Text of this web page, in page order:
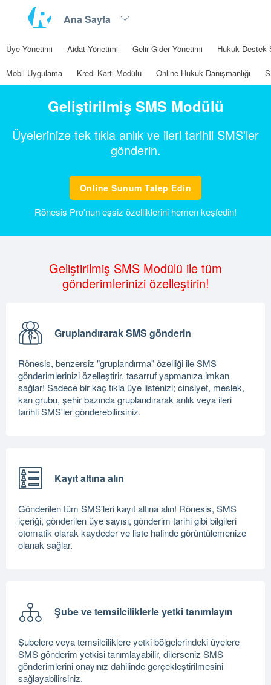
Üye Yönetimi Aidat Yönetimi Gelir Gider Yönetimi Hukuk Destek
Mobil Uygulama Kredi Kartı Modülü Online Hukuk Danışmanlığı
Geliştirilmiş SMS Modülü
Üyelerinize tek tıkla anlık ve ileri tarihli SMS'ler
gönderin.
Online Sunum Talep Edin
Rönesis Pro'nun eşsiz özelliklerini hemen keşfedin!
Geliştirilmiş SMS Modülü ile tüm
gönderimlerinizi özelleştirin!
Gruplandırarak SMS gönderin
Rönesis, benzersiz "gruplandırma" özelliği ile SMS
gönderimlerinizi özelleştirir, tasarruf yapmanıza imkan
sağlar! Sadece bir kaç tıkla üye listenizi; cinsiyet, meslek,
kan grubu, şehir bazında gruplandırarak anlık veya ileri
tarihli SMS'ler gönderebilirsiniz.
Kayıt altına alın
Gönderilen tüm SMS'leri kayıt altına alın! Rönesis, SMS
içeriği, gönderilen üye sayısı, gönderim tarihi gibi bilgileri
otomatik olarak kaydeder ve liste halinde görüntülemenize
olanak sağlar.
Şube ve temsilciliklerle yetki tanımlayın
Şubelere veya temsilciliklere yetki bölgelerindeki üyelere
SMS gönderim yetkisi tanımlayabilir, dilerseniz SMS
gönderimlerini onayınız dahilinde gerçekleştirilmesini
sağlayabilirsiniz.